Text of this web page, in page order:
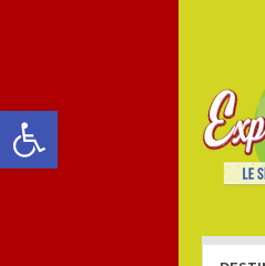
Ouvrir la barre d’outils